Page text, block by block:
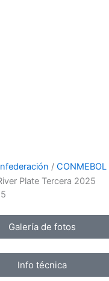
/ CONMEBOL
Plate Tercera 2025
Galería de fotos
Info técnica